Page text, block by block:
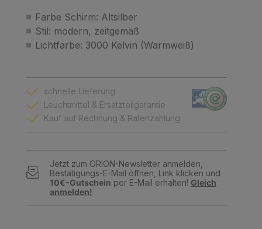
Farbe Schirm: Altsilber
Stil: modern, zeitgemäß
Lichtfarbe: 3000 Kelvin (Warmweiß)
schnelle Lieferung
Leuchtmittel & Ersatzteilgarantie
Kauf auf Rechnung & Ratenzahlung
Jetzt zum ORION-Newsletter anmelden,
Bestätigungs-E-Mail öffnen, Link klicken und
10€-Gutschein per E-Mail erhalten! Gleich
anmelden!